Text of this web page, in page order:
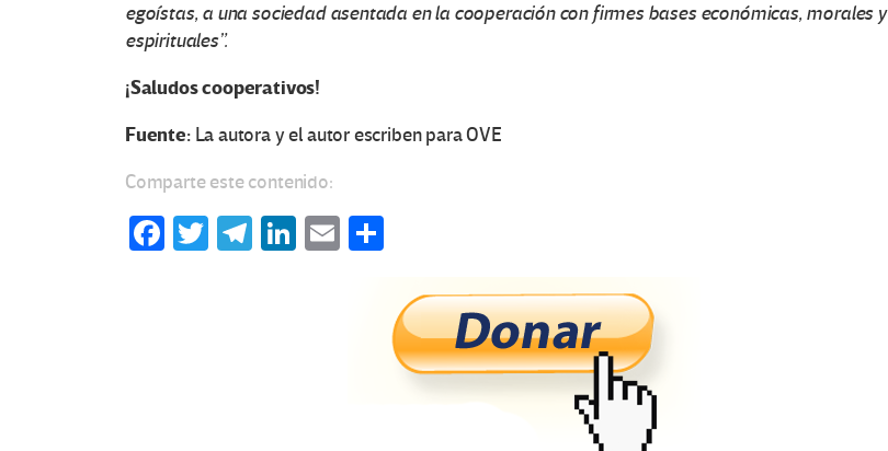
egoístas, a una sociedad asentada en la cooperación con firmes bases económicas, morales y
espirituales”.
¡Saludos cooperativos!
Fuente:La autora y el autor escriben para OVE
Comparte este contenido:
Fa T
Te Li
E
m
p
ar